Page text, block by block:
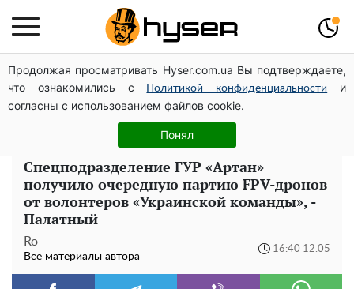
Продолжая просматривать Hyser.com.ua Вы подтверждаете,
что ознакомились с
Политикой конфиденциальности
и
согласны с использованием файлов cookie.
Понял
Голая Елена Тополя в интересных позах заставила
отвисать челюсти: слив видео – было только началом
Полностью голая Анна Тринчер блеснула
"прелестями": таких размеров вы еще не видели
Спецподразделение ГУР «Артан»
получило очередную партию FPV-дронов
от волонтеров «Украинской команды», -
Палатный
Ro
Все материалы автора
16:40 12.05